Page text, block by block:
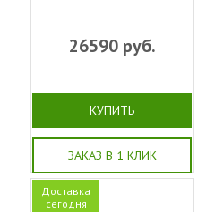
26590руб.
КУПИТЬ
ЗАКАЗ В 1 КЛИК
Доставка
сегодня